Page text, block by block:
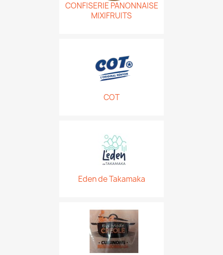
CONFISERIE PANONNAISE
MIXIFRUITS
COT
Eden de Takamaka